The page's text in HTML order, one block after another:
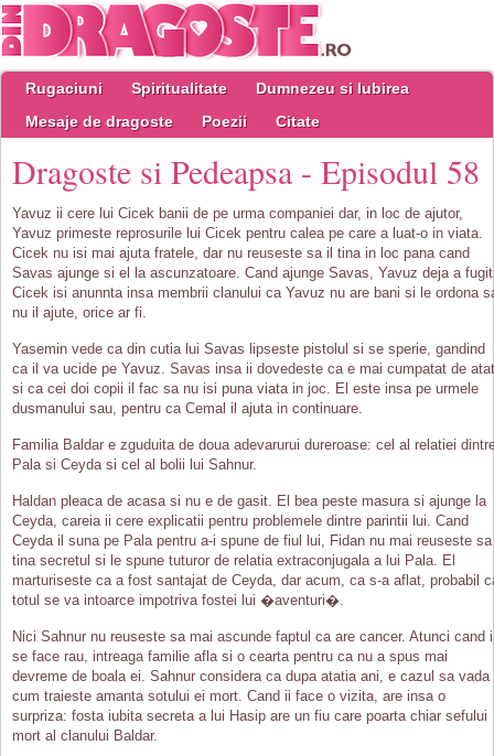
Rugaciuni Spiritualitate
Dumnezeu si Iubirea
Mesaje de dragoste
Poezii Citate
Dragoste si Pedeapsa - Episodul 58
Yavuz ii cere lui Cicek banii de pe urma companiei dar, in loc de ajutor,
Yavuz primeste reprosurile lui Cicek pentru calea pe care a luat-o in viata.
Cicek nu isi mai ajuta fratele, dar nu reuseste sa il tina in loc pana cand
Savas ajunge si el la ascunzatoare. Cand ajunge Savas, Yavuz deja a
Cicek isi anunnta insa membrii clanului ca Yavuz nu are bani si le ordona
nu il ajute, orice ar fi.
Yasemin vede ca din cutia lui Savas lipseste pistolul si se sperie, gandind
ca il va ucide pe Yavuz. Savas insa ii dovedeste ca e mai cumpatat de atat
si ca cei doi copii il fac sa nu isi puna viata in joc. El este insa pe urmele
dusmanului sau, pentru ca Cemal il ajuta in continuare.
Familia Baldar e zguduita de doua adevarurui dureroase: cel al relatiei
Pala si Ceyda si cel al bolii lui Sahnur.
Haldan pleaca de acasa si nu e de gasit. El bea peste masura si ajunge la
Ceyda, careia ii cere explicatii pentru problemele dintre parintii lui. Cand
Ceyda il suna pe Pala pentru a-i spune de fiul lui, Fidan nu mai reuseste sa
tina secretul si le spune tuturor de relatia extraconjugala a lui Pala. El
marturiseste ca a fost santajat de Ceyda, dar acum, ca s-a aflat, probabil
totul se va intoarce impotriva fostei lui �aventuri�.
Nici Sahnur nu reuseste sa mai ascunde faptul ca are cancer. Atunci cand i
se face rau, intreaga familie afla si o cearta pentru ca nu a spus mai
devreme de boala ei. Sahnur considera ca dupa atatia ani, e cazul sa vada
cum traieste amanta sotului ei mort. Cand ii face o vizita, are insa o
surpriza: fosta iubita secreta a lui Hasip are un fiu care poarta chiar sefului
mort al clanului Baldar.